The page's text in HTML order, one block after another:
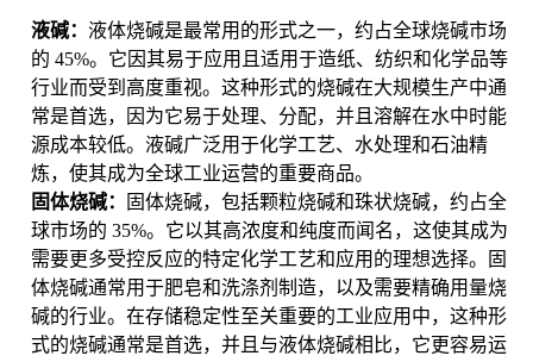
液碱： 液体烧碱是最常用的形式之一，约占全球烧碱市场
的 45%。它因其易于应用且适用于造纸、纺织和化学品等
行业而受到高度重视。这种形式的烧碱在大规模生产中通
常是首选，因为它易于处理、分配，并且溶解在水中时能
源成本较低。液碱广泛用于化学工艺、水处理和石油精
炼，使其成为全球工业运营的重要商品。
固体烧碱：
固体烧碱，包括颗粒烧碱和珠状烧碱，约占全
球市场的 35%。它以其高浓度和纯度而闻名，这使其成为
需要更多受控反应的特定化学工艺和应用的理想选择。固
体烧碱通常用于肥皂和洗涤剂制造，以及需要精确用量烧
碱的行业。在存储稳定性至关重要的工业应用中，这种形
式的烧碱通常是首选，并且与液体烧碱相比，它更容易运